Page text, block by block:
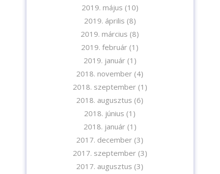
2019. május (10)
2019. április (8)
2019. március (8)
2019. február (1)
2019. január(1)
2018. november (4)
2018. szeptember(1)
2018. augusztus (6)
2018. június (1)
2018. január(1)
2017. december (3)
2017. szeptember(3)
2017. augusztus (3)